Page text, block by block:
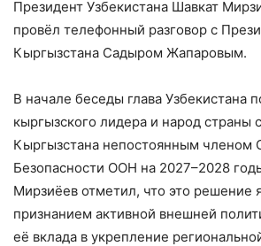
Президент Узбекистана Шавкат
провёл телефонный разговор с
Кыргызстана Садыром Жапаровым.
В начале беседы глава Узбекистана
кыргызского лидера и народ страны
Кыргызстана непостоянным членом
Безопасности ООН на 2027–2028
Мирзиёев отметил, что это решение
признанием активной внешней
её вклада в укрепление